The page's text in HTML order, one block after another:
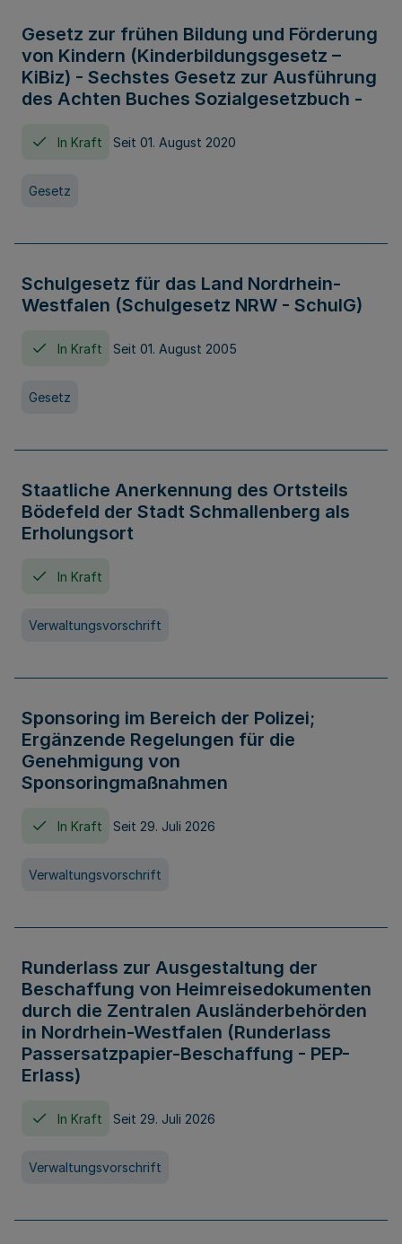
Gesetz zur frühen Bildung und Förderung
von Kindern (Kinderbildungsgesetz –
KiBiz) - Sechstes Gesetz zur Ausführung
des Achten Buches Sozialgesetzbuch -
In Kraft Seit 01. August 2020
Gesetz
Schulgesetz für das Land Nordrhein-
Westfalen (Schulgesetz NRW - SchulG)
In Kraft Seit 01. August 2005
Gesetz
Staatliche Anerkennung des Ortsteils
Bödefeld der Stadt Schmallenberg als
Erholungsort
In Kraft
Verwaltungsvorschrift
Sponsoring im Bereich der Polizei;
Ergänzende Regelungen für die
Genehmigung von
Sponsoringmaßnahmen
In Kraft Seit 29. Juli 2026
Verwaltungsvorschrift
Runderlass zur Ausgestaltung der
Beschaffung von Heimreisedokumenten
durch die Zentralen Ausländerbehörden
in Nordrhein-Westfalen (Runderlass
Passersatzpapier-Beschaffung - PEP-
Erlass)
In Kraft Seit 29. Juli 2026
Verwaltungsvorschrift